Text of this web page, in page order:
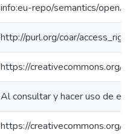
info:eu-repo/semantics/
http://purl.org/coar/
https://creativecommons.org/
Al consultar y hacer uso de
https://creativecommons.org/